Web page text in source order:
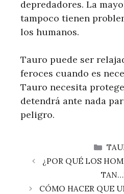
depredadores. La
tampoco tienen
los humanos.
Tauro puede ser
feroces cuando es
Tauro necesita
detendrá ante nada
peligro.
¿POR QUÉ LOS
CÓMO HACER QUE